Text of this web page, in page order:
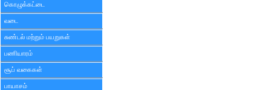
கொழுக்கட்டை
வடை
சுண்டல் மற்றும் பயறுகள்
பணியாரம்
சூப் வகைகள்
பாயாசம்